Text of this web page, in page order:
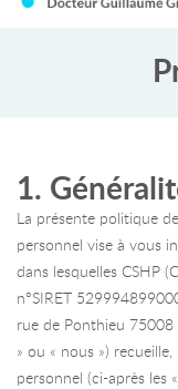
1.
La présente politique
personnel vise à vous
dans lesquelles CSHP
n°SIRET
rue de Ponthieu 75008
» ou « nous »)
personnel (ci-après les